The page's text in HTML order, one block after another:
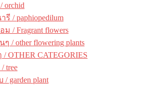
orchid
รี / paphiopedilum
/ Fragrant flowers
/ other flowering plants
OTHER CATEGORIES
tree
garden plant